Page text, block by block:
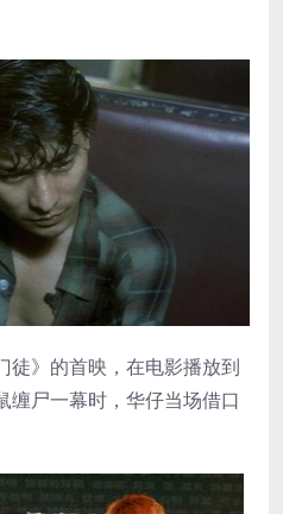
徒》的首映，在电影播放到
缠尸一幕时，华仔当场借口